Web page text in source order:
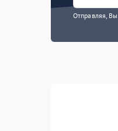
Отправляя,